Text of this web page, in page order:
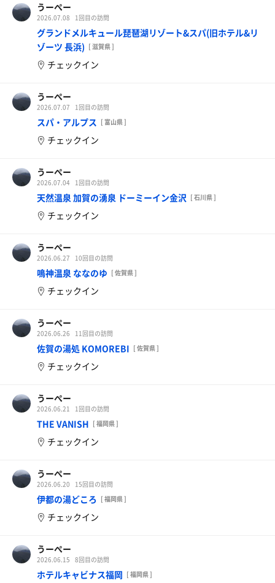
うーぺー
2026.07.08 1回目の訪問
グランドメルキュール琵琶湖リゾート&スパ(旧ホテル&リ
ゾーツ 長浜) [ 滋賀県 ]
チェックイン
うーぺー
2026.07.07 1回目の訪問
スパ・アルプス [ 富山県 ]
チェックイン
うーぺー
2026.07.04 1回目の訪問
天然温泉 加賀の湧泉 ドーミーイン金沢 [ 石川県 ]
チェックイン
うーぺー
2026.06.27 10回目の訪問
鳴神温泉 ななのゆ [ 佐賀県 ]
チェックイン
うーぺー
2026.06.26 11回目の訪問
佐賀の湯処 KOMOREBI [ 佐賀県 ]
チェックイン
うーぺー
2026.06.21 1回目の訪問
THE VANISH [ 福岡県 ]
チェックイン
うーぺー
2026.06.20 15回目の訪問
伊都の湯どころ [ 福岡県 ]
チェックイン
うーぺー
2026.06.15 8回目の訪問
ホテルキャビナス福岡 [ 福岡県 ]